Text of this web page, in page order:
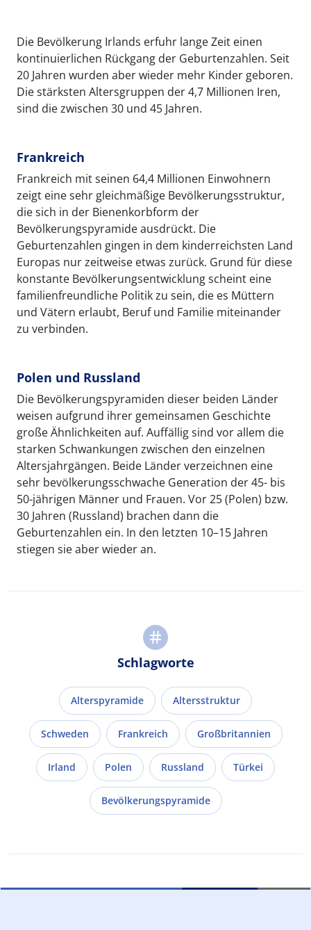
Die Bevölkerung Irlands erfuhr lange Zeit einen
kontinuierlichen Rückgang der Geburtenzahlen. Seit
20 Jahren wurden aber wieder mehr Kinder geboren.
Die stärksten Altersgruppen der 4,7 Millionen Iren,
sind die zwischen 30 und 45 Jahren.
Frankreich
Frankreich mit seinen 64,4 Millionen Einwohnern
zeigt eine sehr gleichmäßige Bevölkerungsstruktur,
die sich in der Bienenkorbform der
Bevölkerungspyramide ausdrückt. Die
Geburtenzahlen gingen in dem kinderreichsten Land
Europas nur zeitweise etwas zurück. Grund für diese
konstante Bevölkerungsentwicklung scheint eine
familienfreundliche Politik zu sein, die es Müttern
und Vätern erlaubt, Beruf und Familie miteinander
zu verbinden.
Polen und Russland
Die Bevölkerungspyramiden dieser beiden Länder
weisen aufgrund ihrer gemeinsamen Geschichte
große Ähnlichkeiten auf. Auffällig sind vor allem die
starken Schwankungen zwischen den einzelnen
Altersjahrgängen. Beide Länder verzeichnen eine
sehr bevölkerungsschwache Generation der 45- bis
50-jährigen Männer und Frauen. Vor 25 (Polen) bzw.
30 Jahren (Russland) brachen dann die
Geburtenzahlen ein. In den letzten 10–15 Jahren
stiegen sie aber wieder an.
Schlagworte
Alterspyramide Altersstruktur
Schweden Frankreich Großbritannien
Irland Polen Russland Türkei
Bevölkerungspyramide